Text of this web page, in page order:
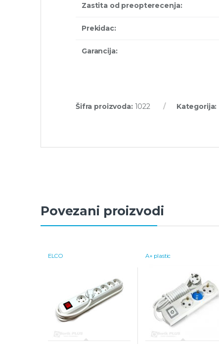
Zastita od preopterecenja:
Prekidac:
Garancija:
Šifra proizvoda: 1022 Kategorija:
Povezani proizvodi
ELCO A+ plastic